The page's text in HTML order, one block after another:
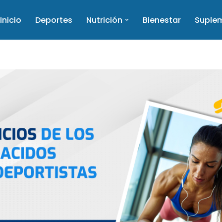
Inicio Deportes Nutrición Bienestar